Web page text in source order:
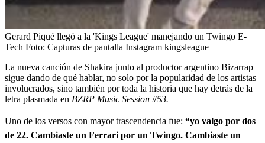
Gerard Piqué llegó a la 'Kings League' manejando un Twingo E-
Tech Foto: Capturas de pantalla Instagram kingsleague
La nueva canción de Shakira junto al productor argentino Bizarrap
sigue dando de qué hablar, no solo por la popularidad de los artistas
involucrados, sino también por toda la historia que hay detrás de la
letra plasmada en BZRP Music Session #53.
Uno de los versos con mayor trascendencia fue: “yo valgo por dos
de 22. Cambiaste un Ferrari por un Twingo. Cambiaste un